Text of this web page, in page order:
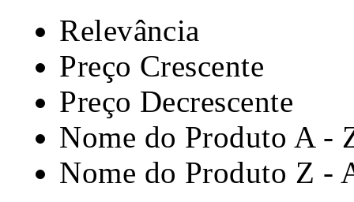
Relevância
Preço Crescente
Preço Decrescente
Nome do Produto A -
Nome do Produto Z -